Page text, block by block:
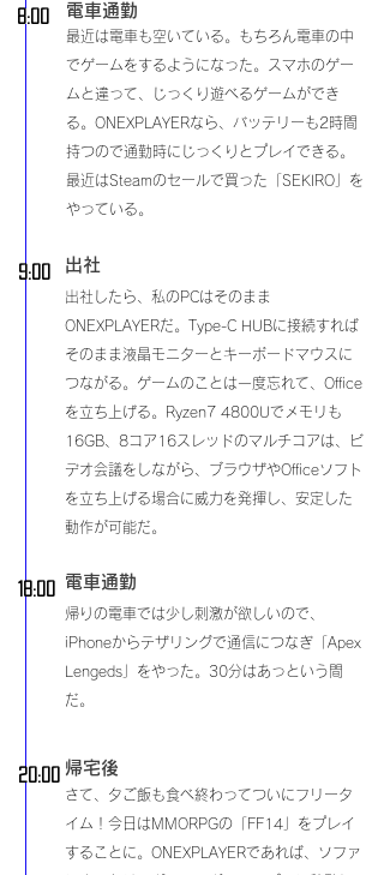
最近は電車も空いている。もちろん電車の中
でゲームをするようになった。スマホのゲー
ムと違って、じっくり遊べるゲームができ
る。ONEXPLAYERなら、バッテリーも2時間
持つので通勤時にじっくりとプレイできる。
最近はSteamのセールで買った「SEKIRO」を
やっている。
電車通勤
​出社
出社したら、私のPCはそのまま
ONEXPLAYERだ。Type-C HUBに接続すれば
そのまま液晶モニターとキーボードマウスに
つながる。ゲームのことは一度忘れて、Office
を立ち上げる。Ryzen7 4800Uでメモリも
16GB、8コア16スレッドのマルチコアは、ビ
デオ会議をしながら、ブラウザやOfficeソフト
を立ち上げる場合に威力を発揮し、安定した
動作が可能だ。
​電車通勤
帰りの電車では少し刺激が欲しいので、
iPhoneからテザリングで通信につなぎ「Apex
Lengeds」をやった。30分はあっという間
だ。
帰宅後
さて、夕ご飯も食べ終わってついにフリータ
イム！今日はMMORPGの「FF14」をプレイ
することに。ONEXPLAYERであれば、ソファ
​8:00
​9:00
​18:00
​20:00